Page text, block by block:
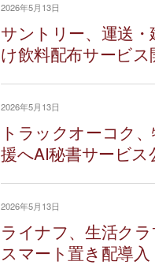
2026年5月13日
サントリー、運送・
け飲料配布サービス
2026年5月13日
トラックオーコク
援へAI秘書サービス
2026年5月13日
ライナフ、生活ク
スマート置き配導入